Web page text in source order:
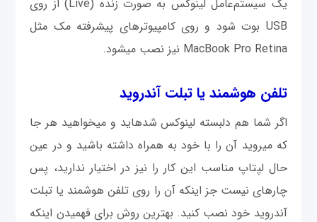
یک سیستم‌عامل لینوکس به صورت زنده (Live) از روی
USB بوت شود و روی کامپیوترهای پیشرفته مک مثل
MacBook Pro Retina نیز نصب می‎شود.
تلفن هوشمند یا تبلت آندرويد
اگر شما هم دلبسته لینوکس شده‎اید و می‎خواهید هر جا
که می‎روید آن را با خود به همراه داشته باشید و در عين
حال لپ‎تاپ مناسب این کار را نیز در اختیار ندارید، پس
چاره‎ای نیست جز اینکه آن را روی تلفن هوشمند یا تبلت
آندروید خود نصب کنید. بهترین روش برای فهميدن اینکه